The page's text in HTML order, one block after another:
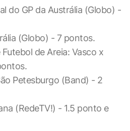
do GP da Austrália (Globo) -
(Globo) - 7 pontos.
de Areia: Vasco x
Petesburgo (Band) - 2
(RedeTV!) - 1.5 ponto e